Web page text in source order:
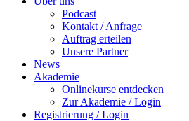
Podcast
Kontakt / Anfrage
Auftrag erteilen
Unsere Partner
News
Akademie
Onlinekurse entdecken
Zur Akademie / Login
Registrierung / Login